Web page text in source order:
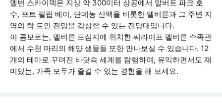
멜번 스카이덱은 지상 약 300미터 상공에서 알버트 파크 호
수, 포트 필립 베이, 단데농 산맥을 비롯한 멜버른과 그 주변 지
역의 탁 트인 전망을 감상할 수 있는 전망대입니다.
이 콤보로는, 멜버른 도심지에 위치한 씨라이프 멜버른 수족관
에서 수천 마리의 해양 생물들 또한 만나보실 수 있습니다. 12
개의 테마로 꾸며진 바닷속 세계를 탐험하며, 유익하면서도 재
미있는, 가족 모두가 즐길 수 있는 경험을 해 보세요.